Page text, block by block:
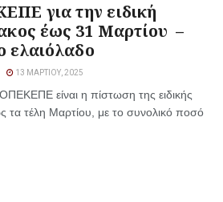
για την ειδική
έως 31 Μαρτίου –
ελαιόλαδο
13 ΜΑΡΤΊΟΥ, 2025
είναι η πίστωση της ειδικής
τα τέλη Μαρτίου, με το συνολικό ποσό